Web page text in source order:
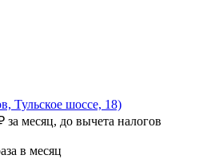
Тульское шоссе, 18)
за месяц, до вычета налогов
в месяц